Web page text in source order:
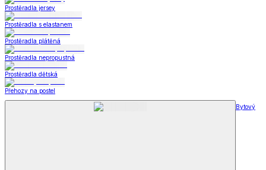
Prostěradla jersey
Prostěradla s elastanem
Prostěradla plátěná
Prostěradla nepropustná
Prostěradla dětská
Přehozy na postel
Bytový